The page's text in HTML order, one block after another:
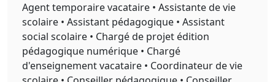
Agent temporaire vacataire • Assistante de vie
scolaire • Assistant pédagogique • Assistant
social scolaire • Chargé de projet édition
pédagogique numérique • Chargé
d'enseignement vacataire • Coordinateur de vie